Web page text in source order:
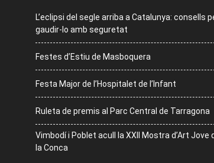
L’eclipsi del segle arriba a Catalunya: consells
gaudir-lo amb seguretat
Festes d’Estiu de Masboquera
Festa Major de l’Hospitalet de l’Infant
Ruleta de premis al Parc Central de Tarragona
Vimbodí i Poblet acull la XXII Mostra d’Art Jove
la Conca